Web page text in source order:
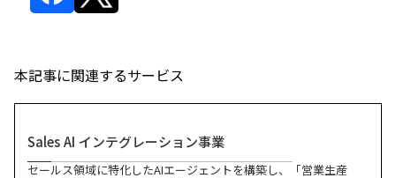
本記事に関連するサービス
Sales AI インテグレーション事業
セールス領域に特化したAIエージェントを構築し、「営業生産